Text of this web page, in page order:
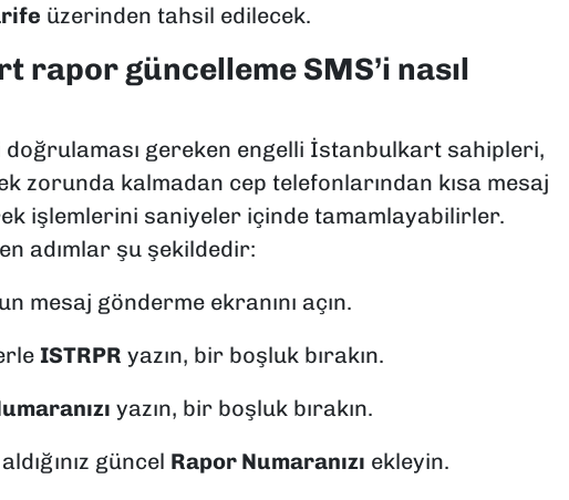
üzerinden tahsil edilecek.
rapor güncelleme SMS’i nasıl
gereken engelli İstanbulkart sahipleri,
zorunda kalmadan cep telefonlarından kısa mesaj
işlemlerini saniyeler içinde tamamlayabilirler.
adımlar şu şekildedir:
mesaj gönderme ekranını açın.
ISTRPR yazın, bir boşluk bırakın.
yazın, bir boşluk bırakın.
güncel Rapor Numaranızı ekleyin.